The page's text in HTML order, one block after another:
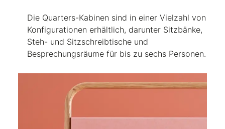
Die Quarters-Kabinen sind in einer Vielzahl von
Konfigurationen erhältlich, darunter Sitzbänke,
Steh- und Sitzschreibtische und
Besprechungsräume für bis zu sechs Personen.